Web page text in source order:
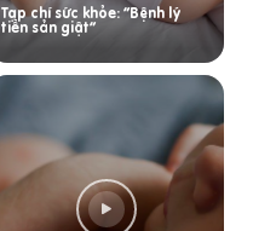
Tạp chí sức khỏe: “Bệnh lý
tiền sản giật”